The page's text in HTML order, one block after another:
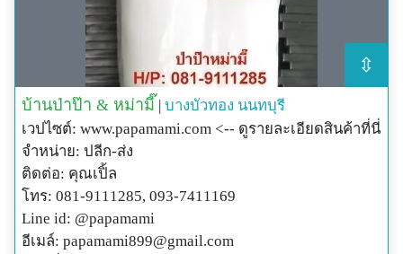
⇳
บ้านป่าป๊า & หม่ามี๊ บางบัวทอง นนทบุรี
เวปไซต์: www.papamami.com <-- ดูรายละเอียดสินค้าที่นี่
จำหน่าย: ปลีก-ส่ง
ติดต่อ: คุณเปิ้ล
โทร: 081-9111285, 093-7411169
Line id: @papamami
อีเมล์: papamami899@gmail.com